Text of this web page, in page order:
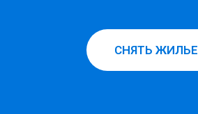
СНЯТЬ ЖИЛЬЕ